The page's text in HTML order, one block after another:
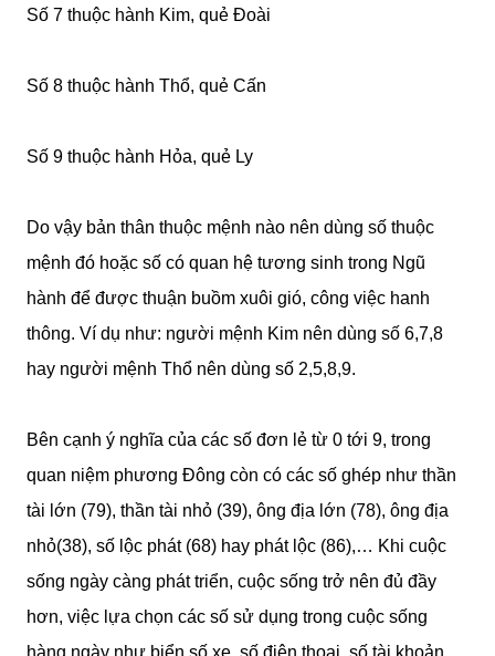
Số 7 thuộc hành Kim, quẻ Đoài
Số 8 thuộc hành Thổ, quẻ Cấn
Số 9 thuộc hành Hỏa, quẻ Ly
Do vậy bản thân thuộc mệnh nào nên dùng số thuộc
mệnh đó hoặc số có quan hệ tương sinh trong Ngũ
hành để được thuận buồm xuôi gió, công việc hanh
thông. Ví dụ như: người mệnh Kim nên dùng số 6,7,8
hay người mệnh Thổ nên dùng số 2,5,8,9.
Bên cạnh ý nghĩa của các số đơn lẻ từ 0 tới 9, trong
quan niệm phương Đông còn có các số ghép như thần
tài lớn (79), thần tài nhỏ (39), ông địa lớn (78), ông địa
nhỏ(38), số lộc phát (68) hay phát lộc (86),… Khi cuộc
sống ngày càng phát triển, cuộc sống trở nên đủ đầy
hơn, việc lựa chọn các số sử dụng trong cuộc sống